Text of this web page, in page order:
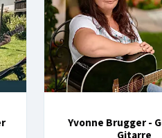
Yvonne Brugger -